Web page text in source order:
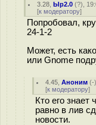
3.28 ,Ыр2.0 (?),
[к модератору]
Попробовал,
24-1-2
Может, есть
или Gnome
4.45 ,Аноним (-
[к модератору]
Кто его
равно в лив
новости.